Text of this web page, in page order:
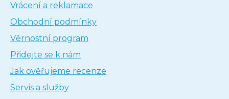
Vrácení a reklamace
Obchodní podmínky
Věrnostní program
Přidejte se k nám
Jak ověřujeme recenze
Servis a služby